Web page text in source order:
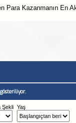
Para Kazanmanın En
Şekli Yaş